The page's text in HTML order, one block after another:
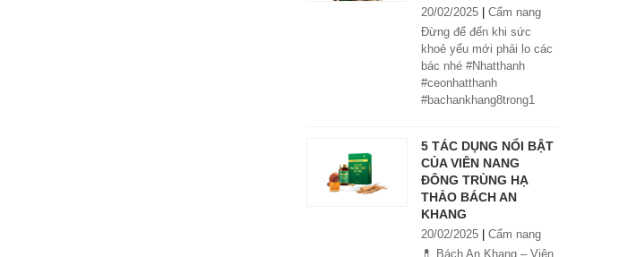
20/02/2025
Cẩm nang
Đừng để đến khi sức
khoẻ yếu mới phải lo các
bác nhé #Nhatthanh
#ceonhatthanh
#bachankhang8trong1
#khoetubentrong
#nhatthanhbak
5 TÁC DỤNG NỔI BẬT
CỦA VIÊN NANG
ĐÔNG TRÙNG HẠ
THẢO BÁCH AN
KHANG
20/02/2025
Cẩm nang
💊 Bách An Khang – Viên